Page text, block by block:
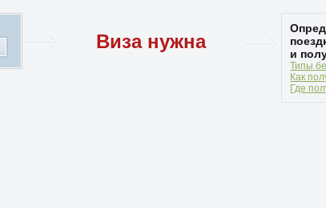
Виза нужна
и
Типы
Как
Где